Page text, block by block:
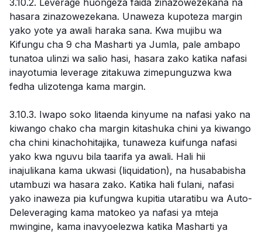
3.10.2. Leverage huongeza faida zinazowezekana na
hasara zinazowezekana. Unaweza kupoteza margin
yako yote ya awali haraka sana. Kwa mujibu wa
Kifungu cha 9 cha Masharti ya Jumla, pale ambapo
tunatoa ulinzi wa salio hasi, hasara zako katika nafasi
inayotumia leverage zitakuwa zimepunguzwa kwa
fedha ulizotenga kama margin.
3.10.3. Iwapo soko litaenda kinyume na nafasi yako na
kiwango chako cha margin kitashuka chini ya kiwango
cha chini kinachohitajika, tunaweza kuifunga nafasi
yako kwa nguvu bila taarifa ya awali. Hali hii
inajulikana kama ukwasi (liquidation), na husababisha
utambuzi wa hasara zako. Katika hali fulani, nafasi
yako inaweza pia kufungwa kupitia utaratibu wa Auto-
Deleveraging kama matokeo ya nafasi ya mteja
mwingine, kama inavyoelezwa katika Masharti ya